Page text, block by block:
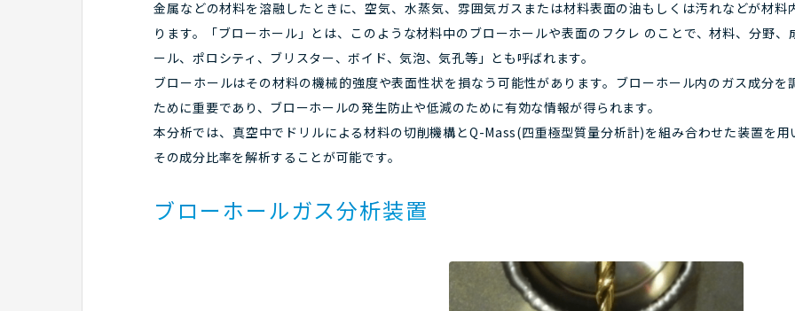
金属などの材料を溶融したときに、空気、水蒸気、雰囲気ガスまたは材料表面の油もしくは汚れなどが材
ります。「ブローホール」とは、このような材料中のブローホールや表面のフクレ のことで、材料、分野
ール、ポロシティ、ブリスター、ボイド、気泡、気孔等」とも呼ばれます。
ブローホールはその材料の機械的強度や表面性状を損なう可能性があります。ブローホール内のガス成分
ために重要であり、ブローホールの発生防止や低減のために有効な情報が得られます。
本分析では、真空中でドリルによる材料の切削機構とQ-Mass(四重極型質量分析計)を組み合わせた装置を
その成分比率を解析することが可能です。
ブローホールガス分析装置